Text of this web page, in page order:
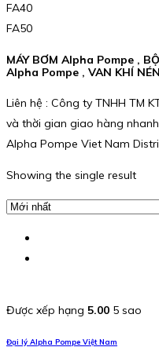
FA40
FA50
MÁY BƠM Alpha Pompe ,
Alpha Pompe , VAN KHÍ
Liên hệ : Công ty TNHH TM
và thời gian giao hàng
Alpha Pompe Viet Nam
Showing the single result
Được xếp hạng 5.00 5 sao
Đại lý Alpha Pompe Việt Nam